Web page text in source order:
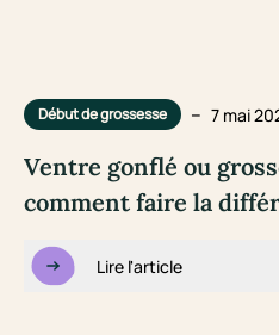
Début de grossesse – 7 mai
Ventre gonflé ou
comment faire la
Lire l'article